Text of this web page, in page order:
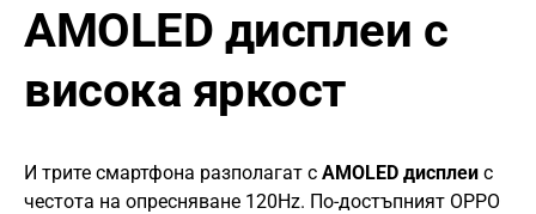
AMOLED дисплеи с
висока яркост
И трите смартфона разполагат с AMOLED дисплеи с
честота на опресняване 120Hz. По-достъпният OPPO